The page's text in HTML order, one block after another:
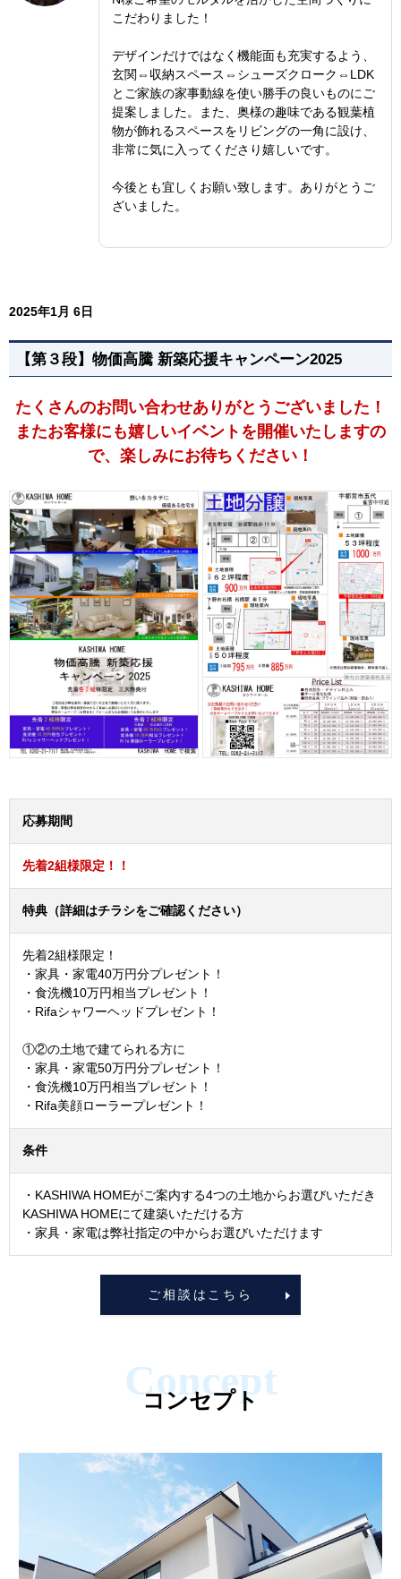
こだわりました！
デザインだけではなく機能面も充実するよう、
玄関⇔収納スペース⇔シューズクローク⇔LDK
とご家族の家事動線を使い勝手の良いものにご
提案しました。また、奥様の趣味である観葉植
物が飾れるスペースをリビングの一角に設け、
非常に気に入ってくださり嬉しいです。
今後とも宜しくお願い致します。ありがとうご
ざいました。
2025年1月 6日
【第３段】物価高騰 新築応援キャンペーン2025
たくさんのお問い合わせありがとうございました！
またお客様にも嬉しいイベントを開催いたしますの
で、 楽しみにお待ちください！
応募期間
先着2組様限定！！
特典（詳細はチラシをご確認ください）
先着2組様限定！
・家具・家電40万円分プレゼント！
・食洗機10万円相当プレゼント！
・Rifaシャワーヘッドプレゼント！
①②の土地で建てられる方に
・家具・家電50万円分プレゼント！
・食洗機10万円相当プレゼント！
・Rifa美顔ローラープレゼント！
条件
・KASHIWA HOMEがご案内する4つの土地からお選びいただき
KASHIWA HOMEにて建築いただける方
・家具・家電は弊社指定の中からお選びいただけます
ご相談はこちら
コンセプト